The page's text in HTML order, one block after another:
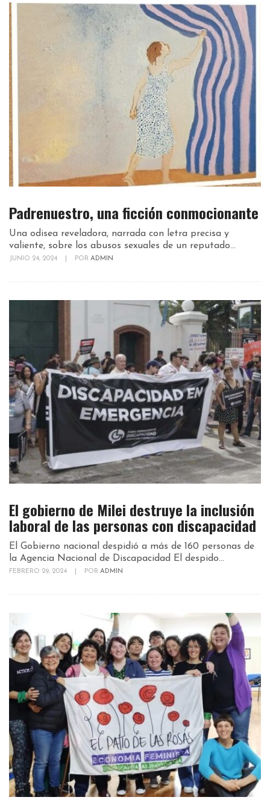
Padrenuestro, una ficción conmocionante
Una odisea reveladora, narrada con letra precisa y
valiente, sobre los abusos sexuales de un reputado...
JUNIO 24, 2024 POR ADMIN
El gobierno de Milei destruye la inclusión
laboral de las personas con discapacidad
El Gobierno nacional despidió a más de 160 personas de
la Agencia Nacional de Discapacidad El despido...
FEBRERO 29, 2024 POR ADMIN